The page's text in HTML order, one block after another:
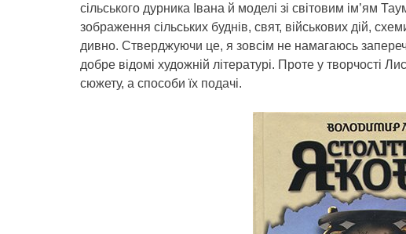
сільського дурника Івана й моделі зі світовим ім’ям
зображення сільських буднів, свят, військових дій,
дивно. Стверджуючи це, я зовсім не намагаюсь
добре відомі художній літературі. Проте у творчості
сюжету, а способи їх подачі.